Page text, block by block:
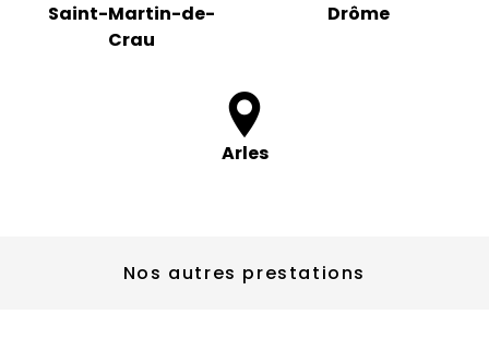
Saint-Martin-de-
Crau
Drôme
Arles
Nos autres prestations